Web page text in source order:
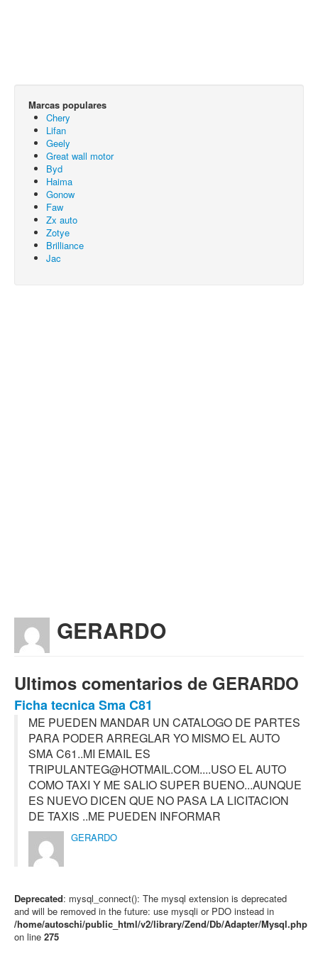
Marcas populares
Chery
Lifan
Geely
Great wall motor
Byd
Haima
Gonow
Faw
Zx auto
Zotye
Brilliance
Jac
GERARDO
Ultimos comentarios de GERARDO
Ficha tecnica Sma C81
ME PUEDEN MANDAR UN CATALOGO DE PARTES
PARA PODER ARREGLAR YO MISMO EL AUTO
SMA C61..MI EMAIL ES
TRIPULANTEG@HOTMAIL.COM....USO EL AUTO
COMO TAXI Y ME SALIO SUPER BUENO...AUNQUE
ES NUEVO DICEN QUE NO PASA LA LICITACION
DE TAXIS ..ME PUEDEN INFORMAR
GERARDO
Deprecated: mysql_connect(): The mysql extension is deprecated
and will be removed in the future: use mysqli or PDO instead in
/home/autoschi/public_html/v2/library/Zend/Db/Adapter/Mysql.php
on line 275